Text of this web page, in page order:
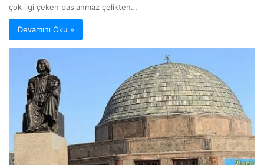
çok ilgi çeken paslanmaz çelikten…
Devamını Oku »